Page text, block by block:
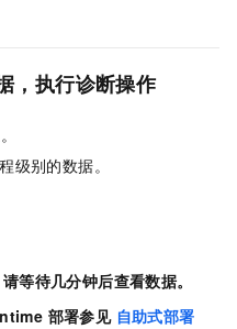
，执行诊断操作
级别的数据。
等待几分钟后查看数据。
部署参见 自助式部署